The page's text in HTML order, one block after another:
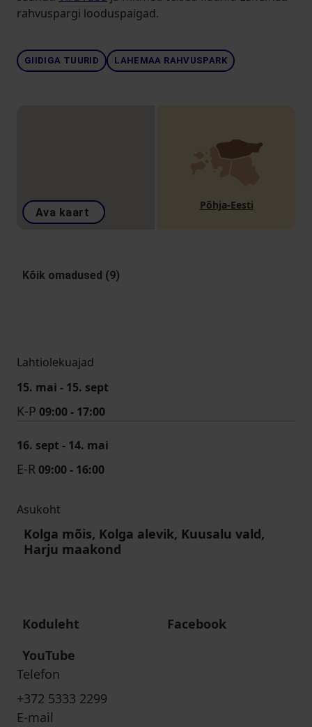
rahvuspargi looduspaigad.
GIIDIGA TUURID LAHEMAA RAHVUSPARK
Ava kaart
Põhja-Eesti
Kõik omadused (9)
Lahtiolekuajad
15. mai - 15. sept
K-P 09:00 - 17:00
16. sept - 14. mai
E-R 09:00 - 16:00
Asukoht
Kolga mõis, Kolga alevik, Kuusalu vald,
Harju maakond
Koduleht
Facebook
YouTube
Telefon
+372 5333 2299
E-mail